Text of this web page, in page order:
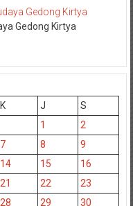
Gedong Kirtya
K J
S
1
2
7 8
9
14 15
16
21 22
23
28 29 30